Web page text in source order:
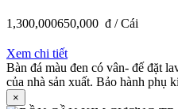
1,300,000650,000 đ / Cái
Xem chi tiết
Bàn đá màu đen có vân- đế đặt
của nhà sản xuất. Bảo hành phụ
×